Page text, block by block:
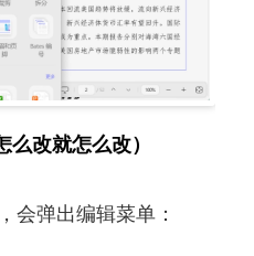
改就怎么改）
会弹出编辑菜单：